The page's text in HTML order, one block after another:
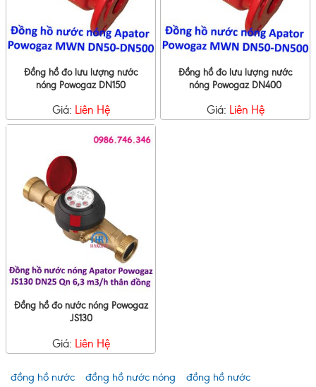
Đồng hồ đo lưu lượng nước
nóng Powogaz DN150
Giá: Liên Hệ
Đồng hồ đo lưu lượng nước
nóng Powogaz DN400
Giá: Liên Hệ
Đồng hồ đo nước nóng Powogaz
JS130
Giá: Liên Hệ
đồng hồ nước đồng hồ nước nóng
đồng hồ nước